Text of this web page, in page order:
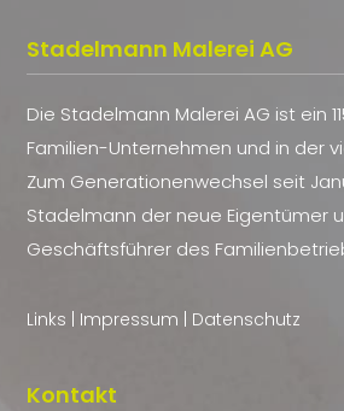
Stadelmann Malerei AG
Die Stadelmann Malerei AG ist ein
Familien-Unternehmen und in der
Zum Generationenwechsel seit
Stadelmann der neue Eigentümer
Geschäftsführer des
Links Impressum Datenschutz
Kontakt